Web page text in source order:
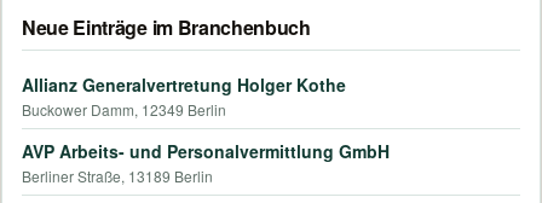
Neue Einträge im Branchenbuch
Allianz Generalvertretung Holger Kothe
Buckower Damm, 12349 Berlin
AVP Arbeits- und Personalvermittlung GmbH
Berliner Straße, 13189 Berlin